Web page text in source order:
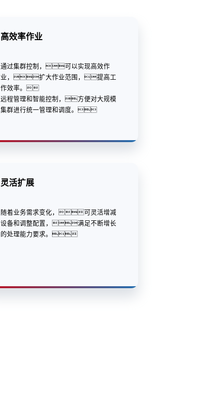
高效率作业
通过集群控制，可以实现高效作
业，扩大作业范围，提高工
作效率。
远程管理和智能控制，方便对大规模
集群进行统一管理和调度。
灵活扩展
随着业务需求变化，可灵活增减
设备和调整配置，满足不断增长
的处理能力要求。